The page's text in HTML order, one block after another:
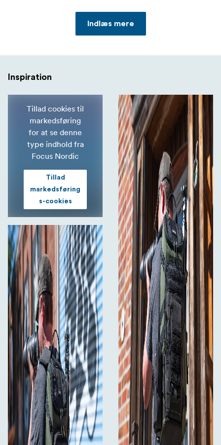
Indlæs mere
Inspiration
Tillad cookies til
markedsføring
for at se denne
type indhold fra
Focus Nordic
Tillad
markedsføring
s-cookies